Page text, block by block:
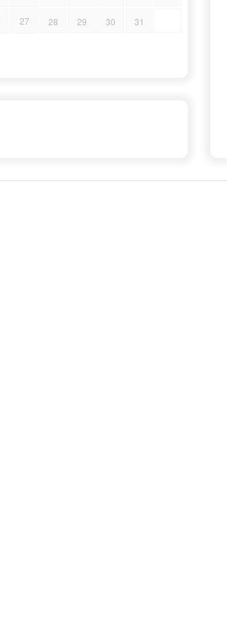
27 28 29 30 31